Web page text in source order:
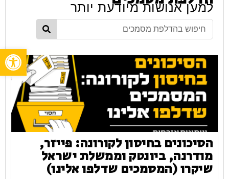
למען אנושות מיודעת יותר
הסיכונים בחיסון לקורונה: פייזר,
מודרנה, ביונטק וממשלת ישראל
שיקרו (המסמכים שדלפו אלינו)